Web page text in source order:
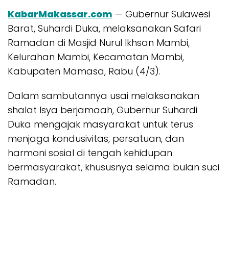
KabarMakassar.com — Gubernur Sulawesi
Barat, Suhardi Duka, melaksanakan Safari
Ramadan di Masjid Nurul Ikhsan Mambi,
Kelurahan Mambi, Kecamatan Mambi,
Kabupaten Mamasa, Rabu (4/3).
Dalam sambutannya usai melaksanakan
shalat Isya berjamaah, Gubernur Suhardi
Duka mengajak masyarakat untuk terus
menjaga kondusivitas, persatuan, dan
harmoni sosial di tengah kehidupan
bermasyarakat, khususnya selama bulan suci
Ramadan.